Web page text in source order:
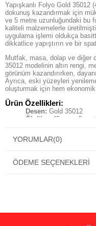
Yapışkanlı Folyo Gold 35012
dokunuş kazandırmak için
ve 5 metre uzunluğundaki bu
kaliteli malzemelerle
uygulama işlemi oldukça
dikkatlice yapıştırın ve bir
Mutfak, masa, dolap ve diğer
35012 modelinin altın rengi,
görünüm kazandırırken,
Ayrıca, eski yüzeyleri
oluşturmak için hem
Ürün Özellikleri:
Desen: Gold 35012
Ölçüler:
45 cm x 5
Çok Yönlü Kullanım:
parke, araba parçaları
Dayanıklılık:Kaliteli
YORUMLAR(0)
ÖDEME SEÇENEKLERI